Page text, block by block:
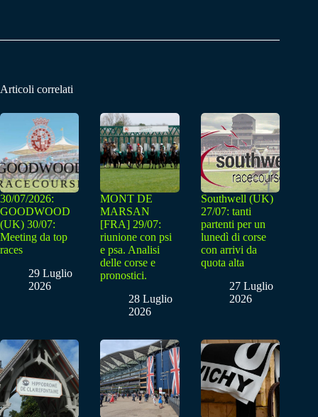
Articoli correlati
30/07/2026:
GOODWOOD
(UK) 30/07:
Meeting da top
races
29 Luglio
2026
MONT DE
MARSAN
[FRA] 29/07:
riunione con psi
e psa. Analisi
delle corse e
pronostici.
28 Luglio
2026
Southwell (UK)
27/07: tanti
partenti per un
lunedì di corse
con arrivi da
quota alta
27 Luglio
2026